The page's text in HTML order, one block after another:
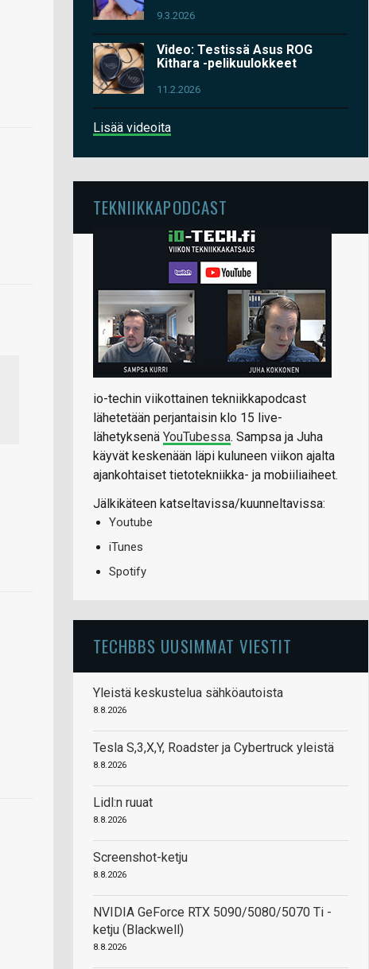
9.3.2026
Video: Testissä Asus ROG
Kithara -pelikuulokkeet
11.2.2026
Lisää videoita
TEKNIIKKAPODCAST
io-techin viikottainen tekniikkapodcast
lähetetään perjantaisin klo 15 live-
lähetyksenä YouTubessa. Sampsa ja Juha
käyvät keskenään läpi kuluneen viikon ajalta
ajankohtaiset tietotekniikka- ja mobiiliaiheet.
Jälkikäteen katseltavissa/kuunneltavissa:
Youtube
iTunes
Spotify
TECHBBS UUSIMMAT VIESTIT
Yleistä keskustelua sähköautoista
8.8.2026
Tesla S,3,X,Y, Roadster ja Cybertruck yleistä
8.8.2026
Lidl:n ruuat
8.8.2026
Screenshot-ketju
8.8.2026
NVIDIA GeForce RTX 5090/5080/5070 Ti -
ketju (Blackwell)
8.8.2026